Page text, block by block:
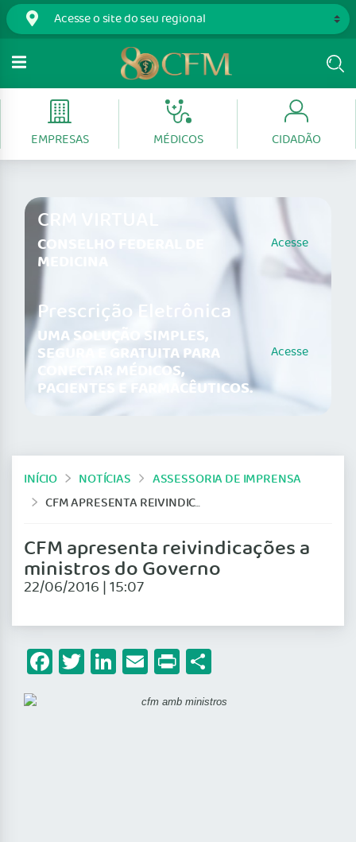
EMPRESAS MÉDICOS CIDADÃO
CRM VIRTUAL
CONSELHO FEDERAL DE
MEDICINA
Acesse
Prescrição Eletrônica
UMA SOLUÇÃO SIMPLES,
SEGURA E GRATUITA PARA
CONECTAR MÉDICOS,
PACIENTES E FARMACÊUTICOS.
Acesse
INÍCIO NOTÍCIAS
ASSESSORIA DE IMPRENSA
CFM APRESENTA REIVINDICAÇÕES A MINISTROS DO GOVERNO
CFM apresenta reivindicações a
ministros do Governo
22/06/2016 | 15:07
Facebook
Twitter
LinkedIn
Email
Print